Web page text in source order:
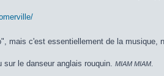
mais c'est essentiellement de la musique,
le danseur anglais rouquin. MIAM MIAM.